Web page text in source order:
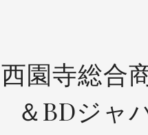
西園寺総合
＆BDジャ